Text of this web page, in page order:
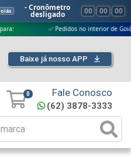
- Cronômetro
desligado 00 : 00 : 00
✅ Pedidos no interior de Goiás
Baixe já nosso APP
0 Fale Conosco
(62) 3878-3333